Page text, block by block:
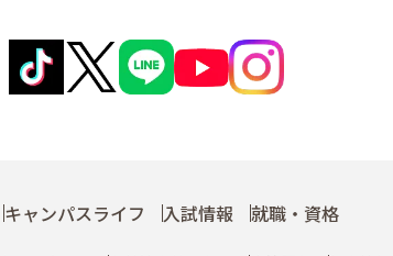
キャンパスライフ 入試情報 就職・資格